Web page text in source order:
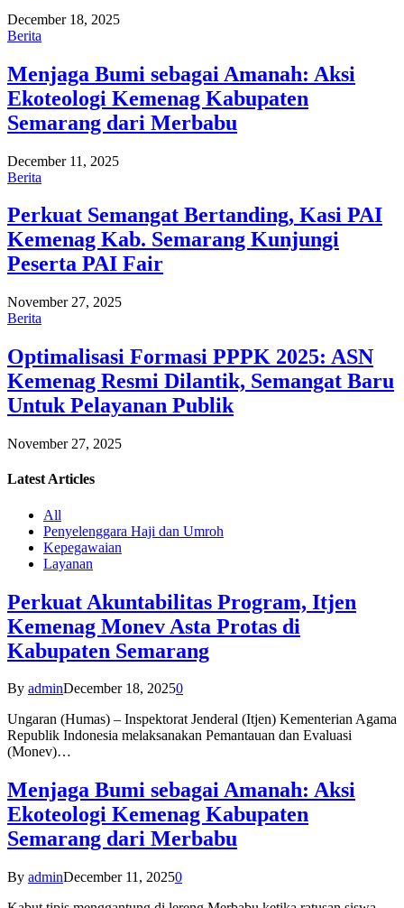
December 18, 2025
Berita
Menjaga Bumi sebagai Amanah: Aksi
Ekoteologi Kemenag Kabupaten
Semarang dari Merbabu
December 11, 2025
Berita
Perkuat Semangat Bertanding, Kasi PAI
Kemenag Kab. Semarang Kunjungi
Peserta PAI Fair
November 27, 2025
Berita
Optimalisasi Formasi PPPK 2025: ASN
Kemenag Resmi Dilantik, Semangat Baru
Untuk Pelayanan Publik
November 27, 2025
Latest Articles
All
Penyelenggara Haji dan Umroh
Kepegawaian
Layanan
Perkuat Akuntabilitas Program, Itjen
Kemenag Monev Asta Protas di
Kabupaten Semarang
By adminDecember 18, 20250
Ungaran (Humas) – Inspektorat Jenderal (Itjen) Kementerian Agama
Republik Indonesia melaksanakan Pemantauan dan Evaluasi
(Monev)…
Menjaga Bumi sebagai Amanah: Aksi
Ekoteologi Kemenag Kabupaten
Semarang dari Merbabu
By adminDecember 11, 20250